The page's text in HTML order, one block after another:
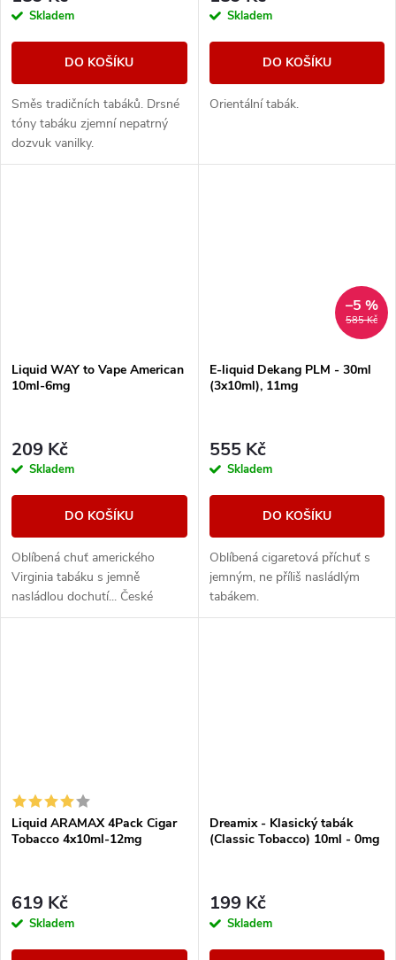
Skladem
DO KOŠÍKU
Směs tradičních tabáků. Drsné
tóny tabáku zjemní nepatrný
dozvuk vanilky.
Skladem
DO KOŠÍKU
Orientální tabák.
Liquid WAY to Vape American
10ml-6mg
209 Kč
Skladem
DO KOŠÍKU
Oblíbená chuť amerického
Virginia tabáku s jemně
nasládlou dochutí... České
liquidy WAY to Vape jsou díky
585 Kč
–5 %
E-liquid Dekang PLM - 30ml
(3x10ml), 11mg
555 Kč
Skladem
DO KOŠÍKU
Oblíbená cigaretová příchuť s
jemným, ne příliš nasládlým
tabákem.
Liquid ARAMAX 4Pack Cigar
Tobacco 4x10ml-12mg
619 Kč
Skladem
Dreamix - Klasický tabák
(Classic Tobacco) 10ml - 0mg
199 Kč
Skladem